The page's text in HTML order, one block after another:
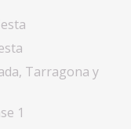
Tarragona y
1